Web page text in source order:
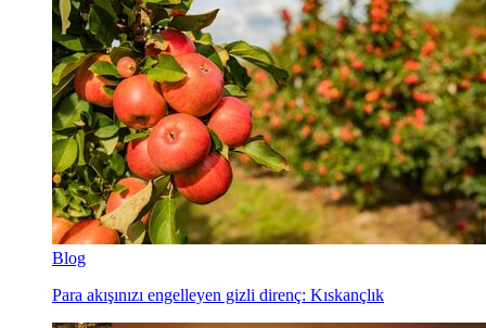
Blog
Para akışınızı engelleyen gizli direnç: Kıskançlık